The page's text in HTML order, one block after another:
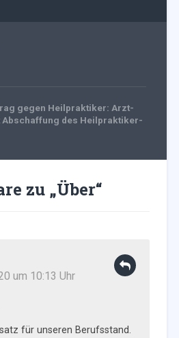
gegen Heilpraktiker: Arzt-
Abschaffung des Heilpraktiker-
zu „Über“
um 10:13 Uhr
für unseren Berufsstand.